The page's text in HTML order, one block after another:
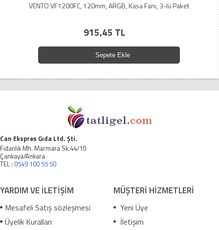
VENTO VF1200FC, 120mm, ARGB, Kasa Fanı, 3-lü Paket
915,45 TL
Sepete Ekle
Can Ekspres Gıda Ltd. Şti.
Fidanlık Mh. Marmara Sk.44/10
Çankaya/Ankara
TEL : 0549 100 55 50
YARDIM VE İLETİŞİM
Mesafeli Satış sözleşmesi
Üyelik Kuralları
MÜŞTERİ HİZMETLERİ
Yeni Üye
İletişim